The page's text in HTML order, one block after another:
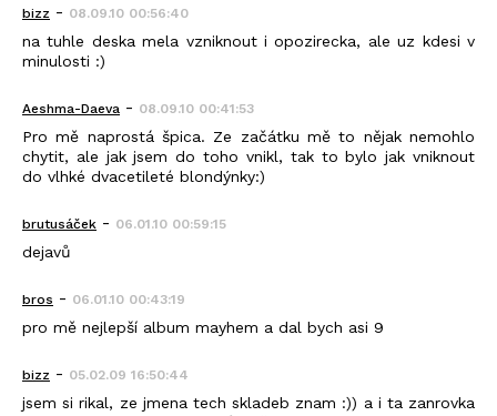
bizz - 08.09.10 00:56:40
na tuhle deska mela vzniknout i opozirecka, ale uz kdesi v
minulosti :)
Aeshma-Daeva - 08.09.10 00:41:53
Pro mě naprostá špica. Ze začátku mě to nějak nemohlo
chytit, ale jak jsem do toho vnikl, tak to bylo jak vniknout
do vlhké dvacetileté blondýnky:)
brutusáček - 06.01.10 00:59:15
dejavů
bros - 06.01.10 00:43:19
pro mě nejlepší album mayhem a dal bych asi 9
bizz - 05.02.09 16:50:44
jsem si rikal, ze jmena tech skladeb znam :)) a i ta zanrovka